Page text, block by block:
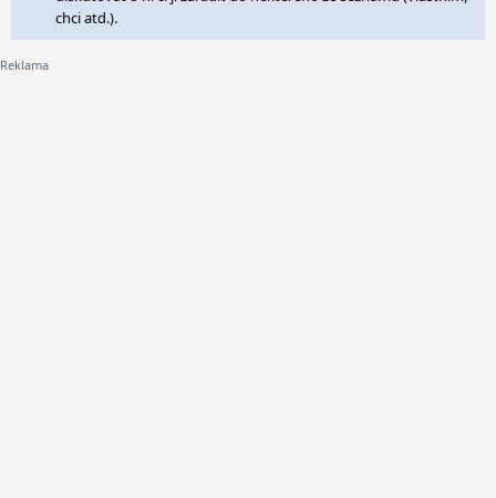
chci atd.).